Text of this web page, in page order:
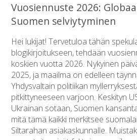
Vuosiennuste 2026:
Suomen selviytyminen
Hei lukijat! Tervetuloa tähän
blogikirjoitukseen, tehdään
koskien vuotta 2026. Nykyinen
2025, ja maailma on edelleen
Yhdysvaltain politiikan
pitkittyneeseen varjoon. Keskityn
Ukrainan sotaan, Suomen
mitä tämä kaikki merkitsee
Siltarahan asiakaskunnalle.